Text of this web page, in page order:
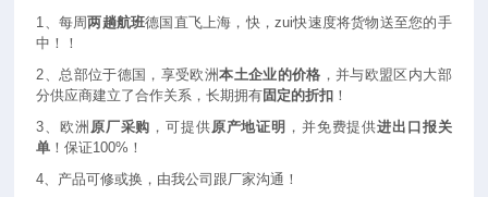
1、每周两趟航班德国直飞上海，快，zui快速度将货物送至您的手
中！！
2、总部位于德国，享受欧洲本土企业的价格 ，并与欧盟区内大部
分供应商建立了合作关系，长期拥有固定的折扣 ！
3、欧洲 原厂采购 ，可提供原产地证明 ，并免费提供进出口报关
单 ！保证100%！
4、产品可修或换，由我公司跟厂家沟通！